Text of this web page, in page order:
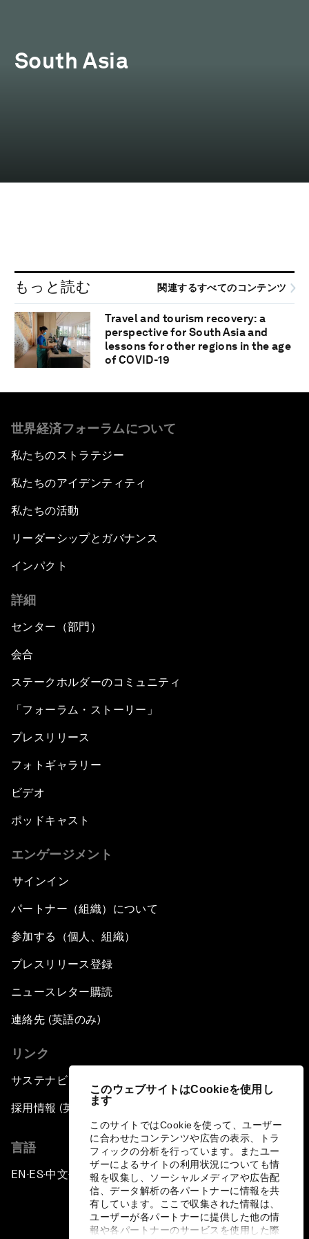
このウェブサイトはCookieを使用し
ます
このサイトではCookieを使って、ユーザー
に合わせたコンテンツや広告の表示、トラ
フィックの分析を行っています。またユー
ザーによるサイトの利用状況についても情
報を収集し、ソーシャルメディアや広告配
信、データ解析の各パートナーに情報を共
有しています。ここで収集された情報は、
ユーザーが各パートナーに提供した他の情
報や各パートナーのサービスを使用した際
South Asia
もっと読む 関連するすべてのコンテンツ
Travel and tourism recovery: a
perspective for South Asia and
lessons for other regions in the age
of COVID-19
世界経済フォーラムについて
私たちのストラテジー
私たちのアイデンティティ
私たちの活動
リーダーシップとガバナンス
インパクト
詳細
センター（部門）
会合
ステークホルダーのコミュニティ
「フォーラム・ストーリー」
プレスリリース
フォトギャラリー
ビデオ
ポッドキャスト
エンゲージメント
サインイン
パートナー（組織）について
参加する（個人、組織）
プレスリリース登録
ニュースレター購読
連絡先 (英語のみ)
リンク
サステナビリティへの取り組み
採用情報 (英語のみ)
言語
EN ▪ES▪中文▪ 日本語